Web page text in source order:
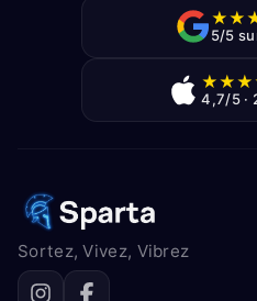
★★
5/5
★★★
4,7/5 ·
Sortez, Vivez, Vibrez